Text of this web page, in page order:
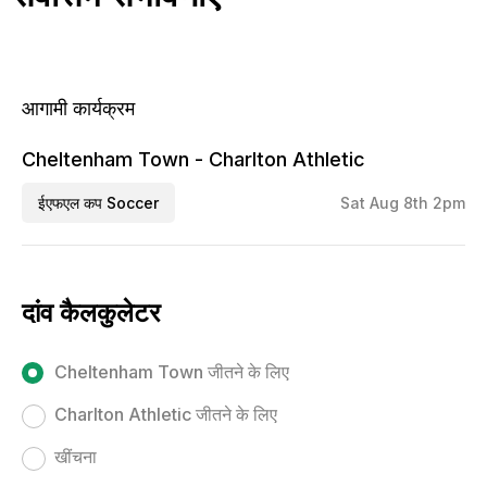
आगामी कार्यक्रम
Cheltenham Town - Charlton Athletic
ईएफएल कप Soccer Sat Aug 8th 2pm
दांव कैलकुलेटर
Cheltenham Town जीतने के लिए
Charlton Athletic जीतने के लिए
खींचना